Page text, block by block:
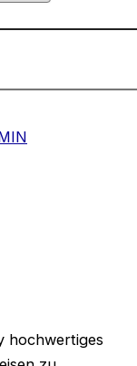
hochwertiges